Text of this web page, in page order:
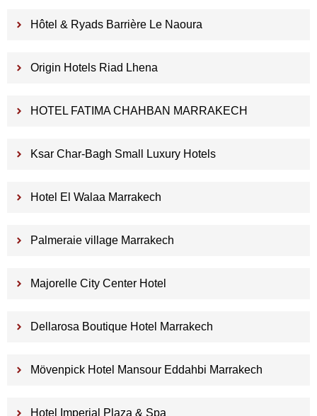
Hôtel & Ryads Barrière Le Naoura
Origin Hotels Riad Lhena
HOTEL FATIMA CHAHBAN MARRAKECH
Ksar Char-Bagh Small Luxury Hotels
Hotel El Walaa Marrakech
Palmeraie village Marrakech
Majorelle City Center Hotel
Dellarosa Boutique Hotel Marrakech
Mövenpick Hotel Mansour Eddahbi Marrakech
Hotel Imperial Plaza & Spa